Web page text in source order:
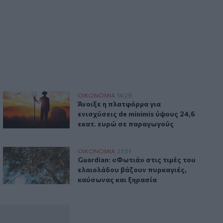
επιβάτες
με 2 εκατομμύρια επιβάτες
Άνοιξε η πλατφόρμα για ενισχύσεις de minimis ύψους
ΟΙΚΟΝΟΜΙΑ 14:29
Άνοιξε η πλατφόρμα για ενισχύσεις
Άνοιξε η πλατφόρμα για
ενισχύσεις de minimis ύψους 24,6
εκατ. ευρώ σε παραγωγούς
smartphones
13 ετών η αγορά smartphones
Guardian: «Φωτιά» στις τιμές του ελαιολάδου βάζουν
ΟΙΚΟΝΟΜΙΑ 21:01
Guardian: «Φωτιά» στις τιμές του
Guardian: «Φωτιά» στις τιμές του
ελαιολάδου βάζουν πυρκαγιές,
καύσωνας και ξηρασία